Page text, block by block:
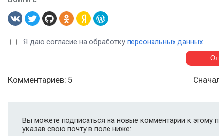
Я даю согласие на обработку персональных данных
Комментариев: 5
Вы можете подписаться на новые комментарии к этому
указав свою почту в поле ниже: